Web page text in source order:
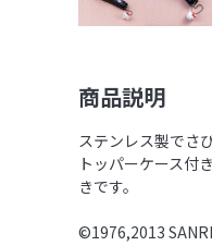
商品説明
ステンレス製でさ
トッパーケース付
きです。
©1976,2013